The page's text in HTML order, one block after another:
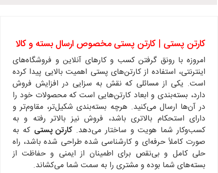
کارتن پستی | کارتن پستی مخصوص ارسال بسته و کالا
امروزه با رونق گرفتن کسب و کارهای آنلاین و فروشگاه‌های
اینترنتی، استفاده از کارتن‌های پستی اهمیت بالایی پیدا کرده
است. یکی از مسائلی که نقش به سزایی در افزایش فروش
دارد، بسته‌بندی و ابعاد کارتن‌هایی است که محصولات خود را
در آن‌ها ارسال می‌کنید. هرچه بسته‌بندی شکیل‌تر، مقاوم‌تر و
دارای استحکام بالاتری باشد، فروش نیز بالاتر رفته و به
کسب‌وکار شما هویت و ساختار می‌دهد.کارتن پستی که به
صورت کاملاً حرفه‌ای و کارشناسی شده طراحی شده باشد، راه
حلی کامل و بی‌نقص برای اطمینان از ایمنی و حفاظت از
بسته‌های شما بوده و مشتری را به سمت شما می‌کشاند.